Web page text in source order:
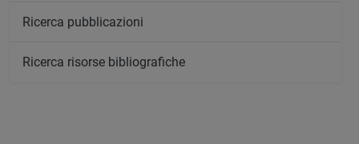
Ricerca pubblicazioni
Ricerca risorse bibliografiche